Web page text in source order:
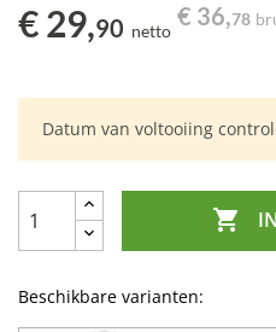
€ 29,90 netto
€ 36,78
Datum van voltooiing

Beschikbare varianten: